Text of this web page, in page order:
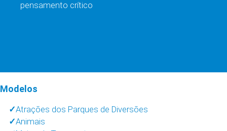
pensamento crítico
Modelos
Atrações dos Parques de Diversões
Animais